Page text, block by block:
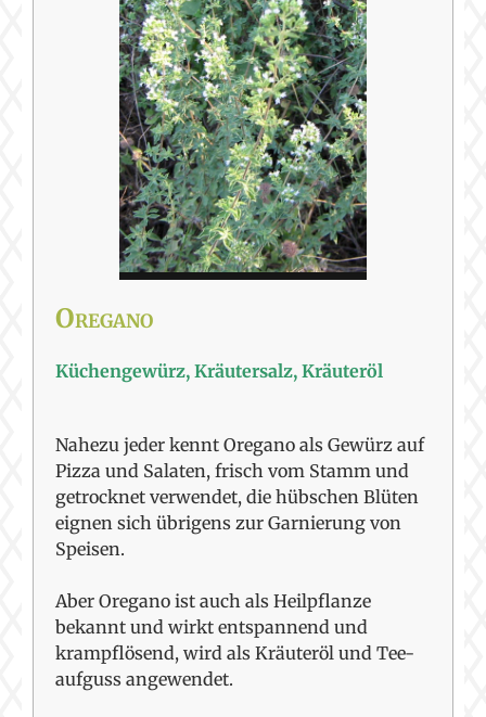
Oregano
Küchengewürz, Kräutersalz, Kräuteröl
Nahezu jeder kennt Oregano als Gewürz auf
Pizza und Salaten, frisch vom Stamm und
getrocknet verwendet, die hübschen Blüten
eignen sich übrigens zur Garnierung von
Speisen.
Aber Oregano ist auch als Heilpflanze
bekannt und wirkt entspannend und
krampflösend, wird als Kräuteröl und Tee-
aufguss angewendet.